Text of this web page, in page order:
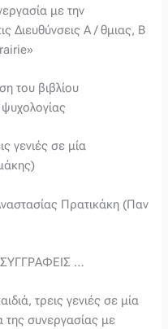
με την
Διευθύνσεις Α / θμιας, Β
του βιβλίου
γενιές σε μία
Πρατικάκη (Παν
ΣΥΓΓΡΑΦΕΙΣ …
τρεις γενιές σε μία
της συνεργασίας με